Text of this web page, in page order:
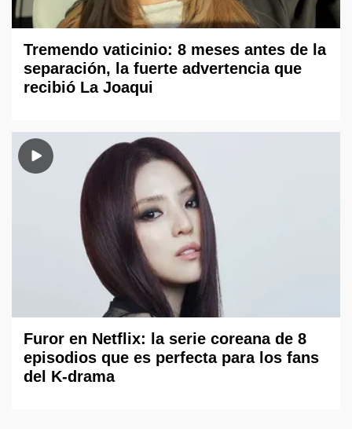
Tremendo vaticinio: 8 meses antes de la
separación, la fuerte advertencia que
recibió La Joaqui
Furor en Netflix: la serie coreana de 8
episodios que es perfecta para los fans
del K-drama